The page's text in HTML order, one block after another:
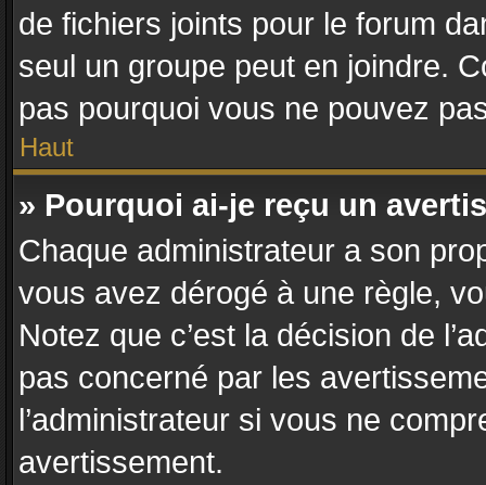
de fichiers joints pour le forum
seul un groupe peut en joindre.
pas pourquoi vous ne pouvez
Haut
» Pourquoi ai-je reçu un
Chaque administrateur a son
vous avez dérogé à une règle,
Notez que c’est la décision de
pas concerné par les
l’administrateur si vous ne
avertissement.